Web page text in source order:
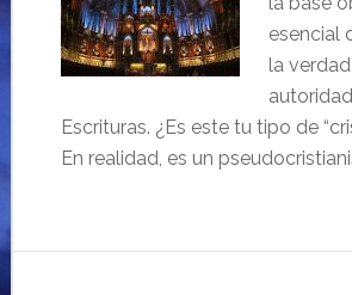
esencial
la
Escrituras. ¿Es este tu tipo de
En realidad, es un